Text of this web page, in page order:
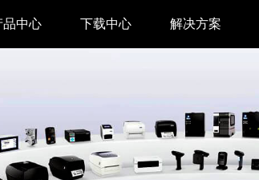
品中心 下载中心
汉印管家
解决方案
即时零售
仓储物流